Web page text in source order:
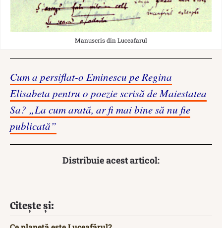
Manuscris din Luceafarul
Cum a persiflat-o Eminescu pe Regina
Elisabeta pentru o poezie scrisă de Maiestatea
Sa? „La cum arată, ar fi mai bine să nu fie
publicată”
Distribuie acest articol:
Citește și: